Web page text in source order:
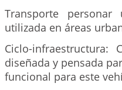
Transporte
utilizada en áreas
Ciclo-
diseñada y pensada
funcional para este